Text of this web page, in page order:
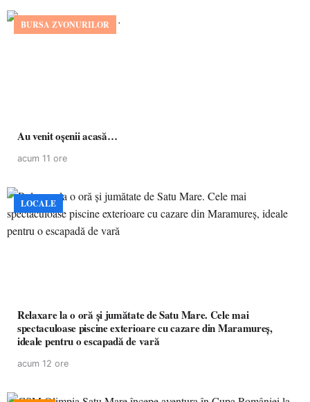
BURSA ZVONURILOR
Au venit oșenii acasă…
acum 11 ore
LOCALE
Relaxare la o oră și jumătate de Satu Mare. Cele mai
spectaculoase piscine exterioare cu cazare din Maramureș,
ideale pentru o escapadă de vară
acum 12 ore